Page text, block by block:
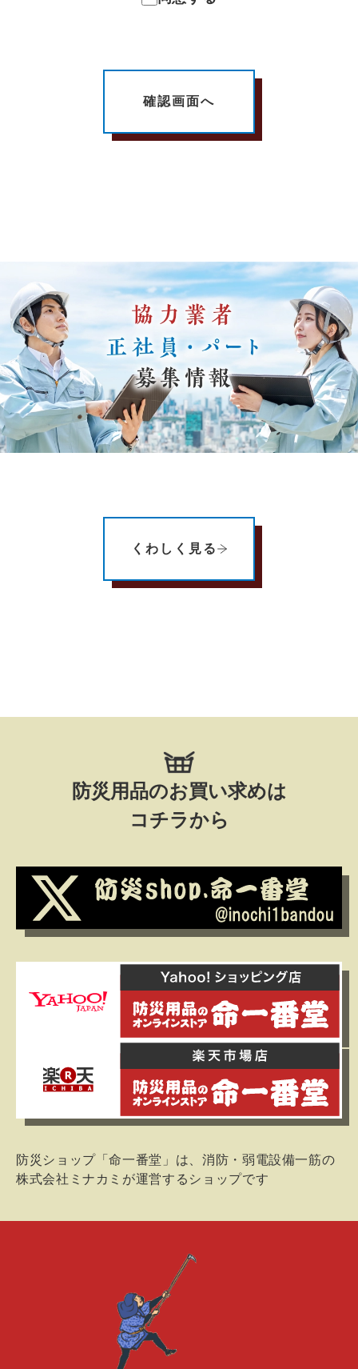
くわしく見る
防災用品のお買い求めは
コチラから
防災ショップ「命一番堂」は、消防・弱電設備一筋の
株式会社ミナカミが運営するショップです